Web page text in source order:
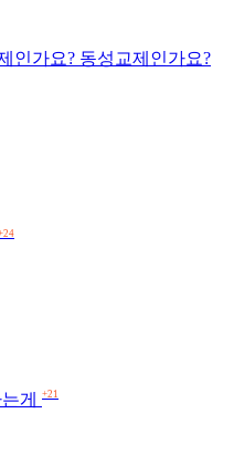
인가요? 동성교제인가요?
게 +21